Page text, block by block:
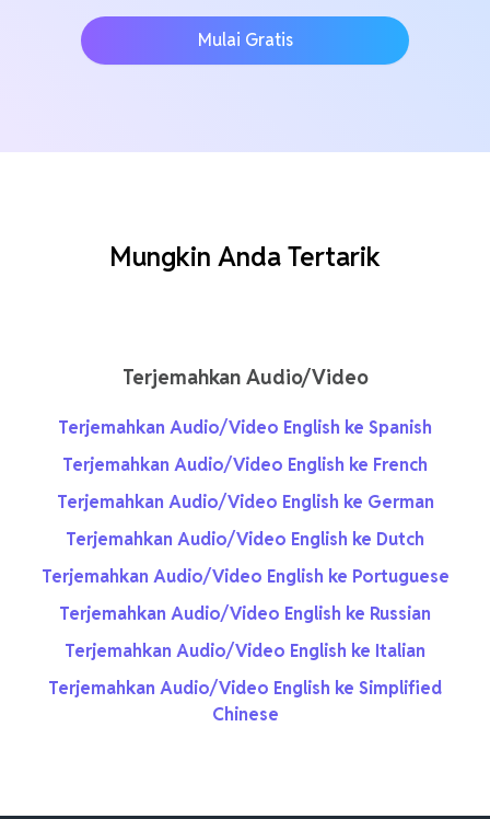
Mulai Gratis
Mungkin Anda Tertarik
Terjemahkan Audio/Video
Terjemahkan Audio/Video English ke Spanish
Terjemahkan Audio/Video English ke French
Terjemahkan Audio/Video English ke German
Terjemahkan Audio/Video English ke Dutch
Terjemahkan Audio/Video English ke Portuguese
Terjemahkan Audio/Video English ke Russian
Terjemahkan Audio/Video English ke Italian
Terjemahkan Audio/Video English ke Simplified
Chinese